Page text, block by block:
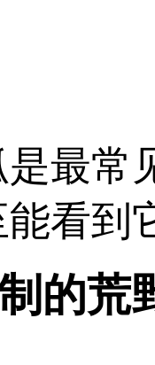
最常
看到
的荒